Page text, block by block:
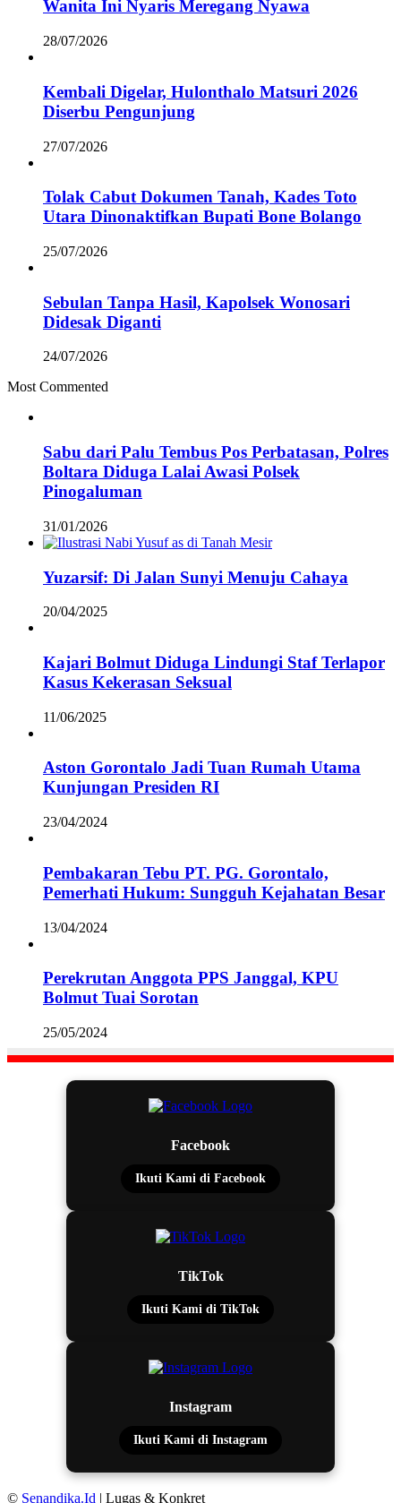
Wanita Ini Nyaris Meregang Nyawa
28/07/2026
Kembali Digelar, Hulonthalo Matsuri 2026
Diserbu Pengunjung
27/07/2026
Tolak Cabut Dokumen Tanah, Kades Toto
Utara Dinonaktifkan Bupati Bone Bolango
25/07/2026
Sebulan Tanpa Hasil, Kapolsek Wonosari
Didesak Diganti
24/07/2026
Most Commented
Sabu dari Palu Tembus Pos Perbatasan, Polres
Boltara Diduga Lalai Awasi Polsek
Pinogaluman
31/01/2026
Yuzarsif: Di Jalan Sunyi Menuju Cahaya
20/04/2025
Kajari Bolmut Diduga Lindungi Staf Terlapor
Kasus Kekerasan Seksual
11/06/2025
Aston Gorontalo Jadi Tuan Rumah Utama
Kunjungan Presiden RI
23/04/2024
Pembakaran Tebu PT. PG. Gorontalo,
Pemerhati Hukum: Sungguh Kejahatan Besar
13/04/2024
Perekrutan Anggota PPS Janggal, KPU
Bolmut Tuai Sorotan
25/05/2024
Facebook
Ikuti Kami di Facebook
TikTok
Ikuti Kami di TikTok
Instagram
Ikuti Kami di Instagram
© Senandika.Id | Lugas & Konkret